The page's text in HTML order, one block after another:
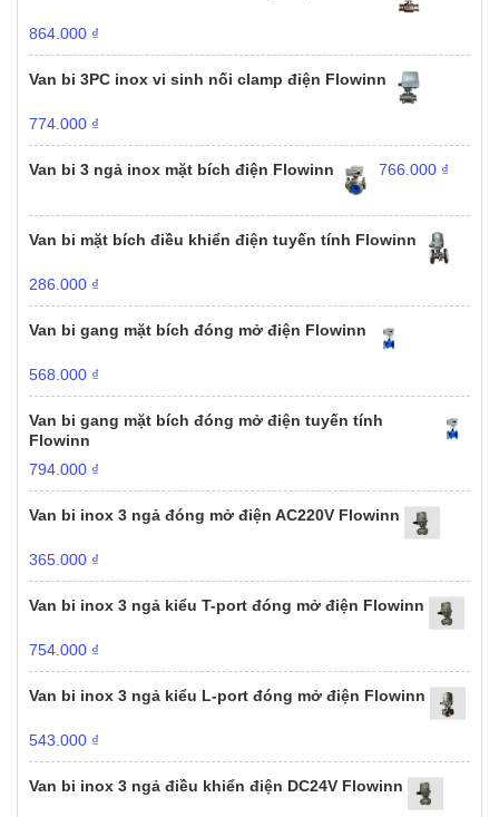
864.000 ₫
Van bi 3PC inox vi sinh nối clamp điện Flowinn
774.000 ₫
Van bi 3 ngả inox mặt bích điện Flowinn 766.000 ₫
Van bi mặt bích điều khiển điện tuyến tính Flowinn
286.000 ₫
Van bi gang mặt bích đóng mở điện Flowinn
568.000 ₫
Van bi gang mặt bích đóng mở điện tuyến tính
Flowinn
794.000 ₫
Van bi inox 3 ngả đóng mở điện AC220V Flowinn
365.000 ₫
Van bi inox 3 ngả kiểu T-port đóng mở điện Flowinn
754.000 ₫
Van bi inox 3 ngả kiểu L-port đóng mở điện Flowinn
543.000 ₫
Van bi inox 3 ngả điều khiển điện DC24V Flowinn